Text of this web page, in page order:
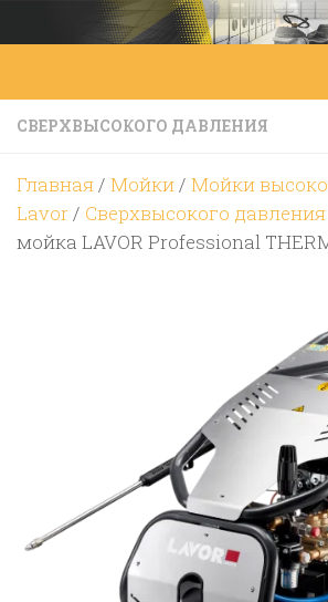
Перейти к содержимому
СВЕРХВЫСОКОГО ДАВЛЕНИЯ
Главная/ Мойки/ Мойки
Lavor/ Сверхвысокого давления
мойка LAVOR Professional